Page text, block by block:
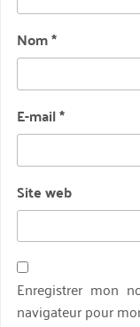
Nom*
E-mail*
Site web
Enregistrer mon
navigateur pour